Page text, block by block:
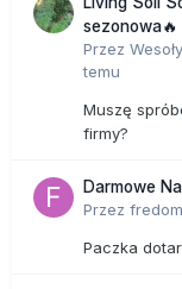
sezonowa🔥
Przez
temu
Muszę
firmy?
Darmowe
Przez
Paczka